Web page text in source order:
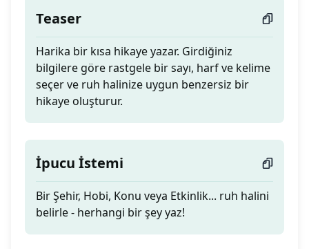
Teaser
Harika bir kısa hikaye yazar. Girdiğiniz
bilgilere göre rastgele bir sayı, harf ve kelime
seçer ve ruh halinize uygun benzersiz bir
hikaye oluşturur.
İpucu İstemi
Bir Şehir, Hobi, Konu veya Etkinlik... ruh halini
belirle - herhangi bir şey yaz!